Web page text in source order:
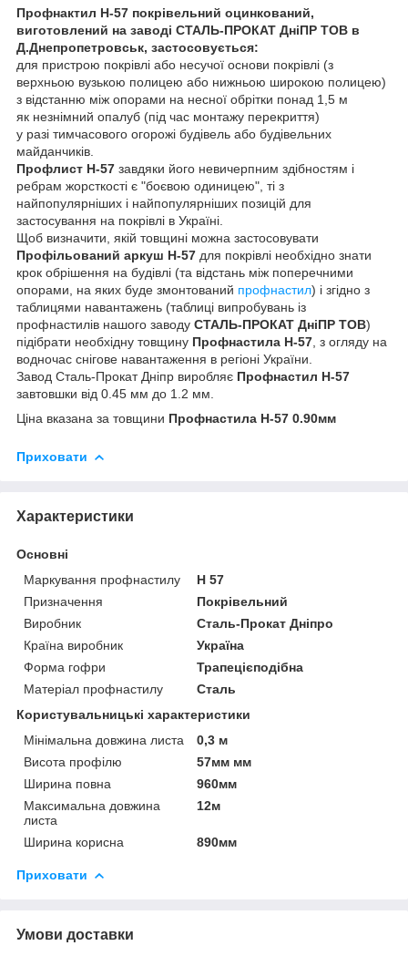
Профнактил Н-57 покрівельний оцинкований,
виготовлений на заводі СТАЛЬ-ПРОКАТ ДніПР ТОВ в
Д.Днепропетровськ, застосовується:
для пристрою покрівлі або несучої основи покрівлі (з
верхньою вузькою полицею або нижньою широкою полицею)
з відстанню між опорами на несної обрітки понад 1,5 м
як незнімний опалуб (під час монтажу перекриття)
у разі тимчасового огорожі будівель або будівельних
майданчиків.
Профлист Н-57 завдяки його невичерпним здібностям і
ребрам жорсткості є "боєвою одиницею", ті з
найпопулярніших і найпопулярніших позицій для
застосування на покрівлі в Україні.
Щоб визначити, якій товщині можна застосовувати
Профільований аркуш Н-57 для покрівлі необхідно знати
крок обрішення на будівлі (та відстань між поперечними
опорами, на яких буде змонтований профнастил) і згідно з
таблицями навантажень (таблиці випробувань із
профнастилів нашого заводу СТАЛЬ-ПРОКАТ ДніПР ТОВ)
підібрати необхідну товщину Профнастила Н-57 , з огляду на
водночас снігове навантаження в регіоні України.
Завод Сталь-Прокат Дніпр виробляє Профнастил Н-57
завтовшки від 0.45 мм до 1.2 мм.
Ціна вказана за товщини Профнастила Н-57 0.90мм
Приховати
Характеристики
Основні
Маркування профнастилу
Н 57
Призначення
Покрівельний
Виробник
Сталь-Прокат Дніпро
Країна виробник
Україна
Форма гофри
Трапецієподібна
Матеріал профнастилу
Сталь
Користувальницькі характеристики
Мінімальна довжина листа
0,3 м
Висота профілю
57мм мм
Ширина повна
960мм
Максимальна довжина
листа
12м
Ширина корисна 890мм
Приховати
Умови доставки